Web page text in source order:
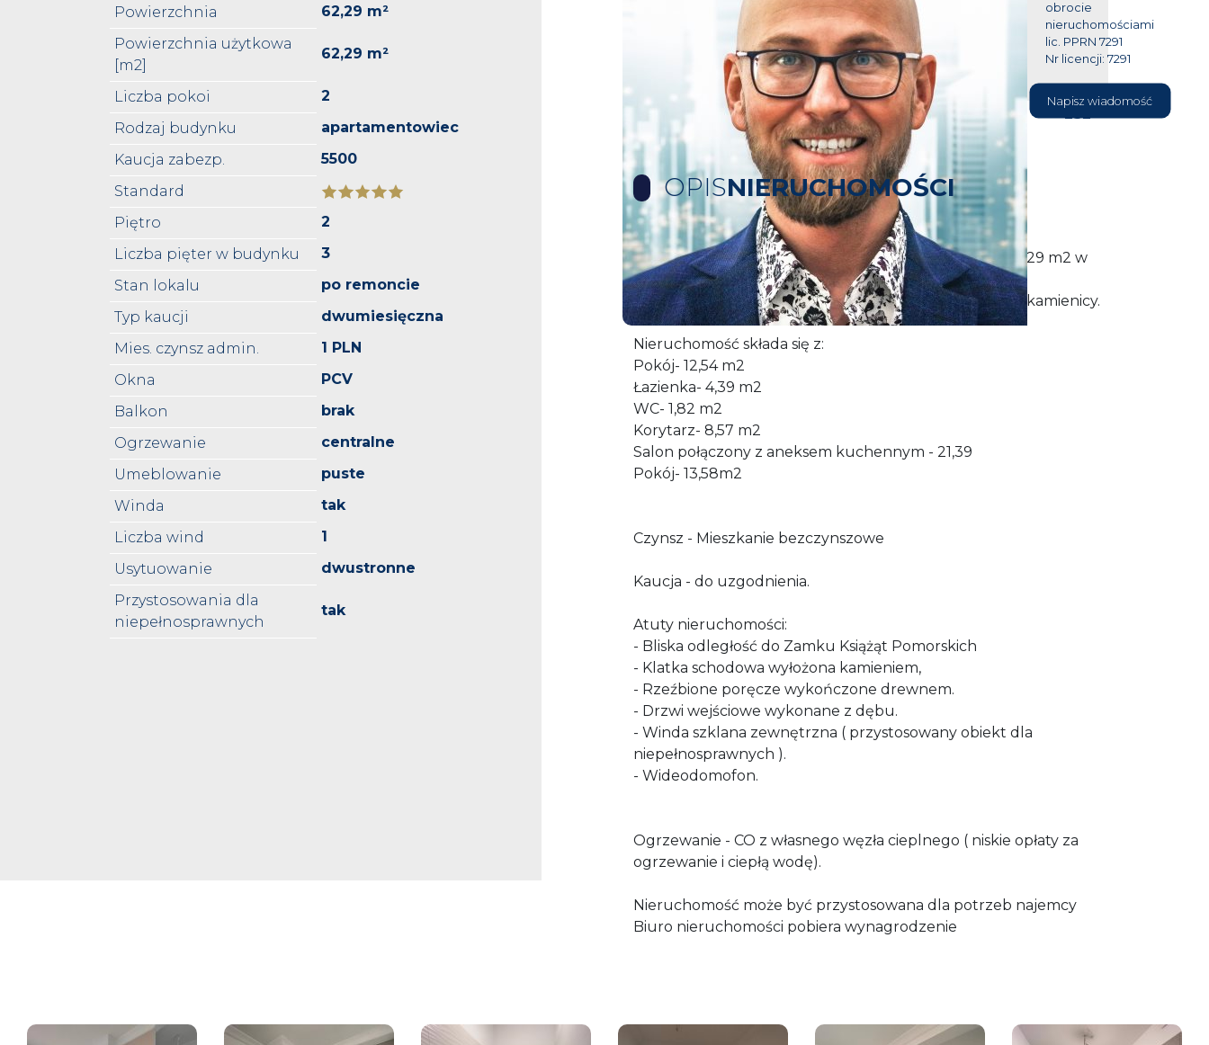
Powierzchnia
62,29 m²
Powierzchnia użytkowa
[m2]
62,29 m²
Liczba pokoi
2
Rodzaj budynku
apartamentowiec
Kaucja zabezp.
5500
Standard
Piętro
2
Liczba pięter w budynku
3
Stan lokalu
po remoncie
Typ kaucji
dwumiesięczna
Mies. czynsz admin.
1 PLN
Okna
PCV
Balkon
brak
Ogrzewanie
centralne
Umeblowanie
puste
Winda
tak
Liczba wind
1
Usytuowanie
dwustronne
Przystosowania dla
niepełnosprawnych
tak
obrocie
nieruchomościami
lic. PPRN 7291
Nr licencji: 7291
604 177
232
Napisz wiadomość
OPISNIERUCHOMOŚCI
Na wynajem apartament 3 pokojowy o powierzchni 62,29 m2 w
dzielnicy Stare miasto.
Nieruchomość usytuowana na 2 piętrze w 3 piętrowej kamienicy.
Nieruchomość składa się z:
Pokój- 12,54 m2
Łazienka- 4,39 m2
WC- 1,82 m2
Korytarz- 8,57 m2
Salon połączony z aneksem kuchennym - 21,39
Pokój- 13,58m2
Czynsz - Mieszkanie bezczynszowe
Kaucja - do uzgodnienia.
Atuty nieruchomości:
- Bliska odległość do Zamku Książąt Pomorskich
- Klatka schodowa wyłożona kamieniem,
- Rzeźbione poręcze wykończone drewnem.
- Drzwi wejściowe wykonane z dębu.
- Winda szklana zewnętrzna ( przystosowany obiekt dla
niepełnosprawnych ).
- Wideodomofon.
Ogrzewanie - CO z własnego węzła cieplnego ( niskie opłaty za
ogrzewanie i ciepłą wodę).
Nieruchomość może być przystosowana dla potrzeb najemcy
Biuro nieruchomości pobiera wynagrodzenie